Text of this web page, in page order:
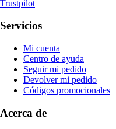
Trustpilot
Servicios
Mi cuenta
Centro de ayuda
Seguir mi pedido
Devolver mi pedido
Códigos promocionales
Acerca de